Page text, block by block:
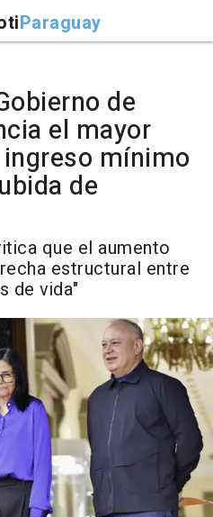
Paraguay
de
el mayor
mínimo
de
que el aumento
estructural entre
de vida"